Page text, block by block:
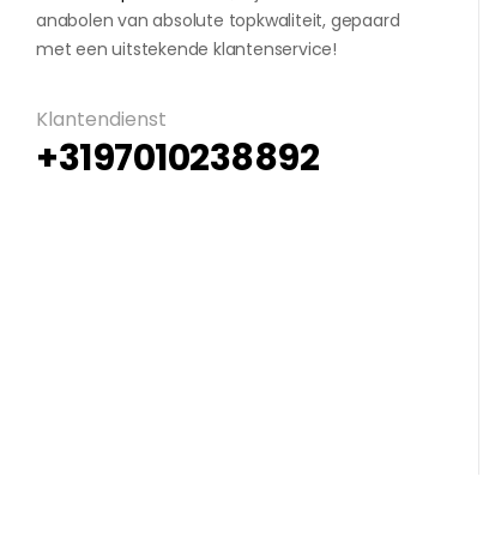
anabolen van absolute topkwaliteit, gepaard
met een uitstekende klantenservice!
Klantendienst
+3197010238892